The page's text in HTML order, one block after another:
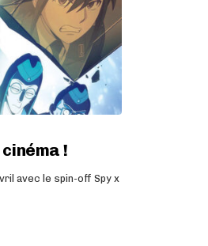
!
avec le spin-off Spy x